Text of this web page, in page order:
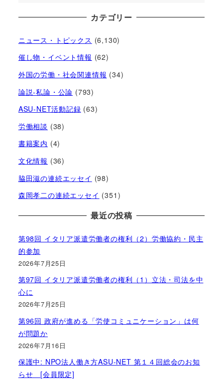
カテゴリー
ニュース・トピックス (6,130)
催し物・イベント情報 (62)
外国の労働・社会関連情報 (34)
論説-私論・公論 (793)
ASU-NET活動記録 (63)
労働相談 (38)
書籍案内 (4)
文化情報 (36)
脇田滋の連続エッセイ (98)
森岡孝二の連続エッセイ (351)
最近の投稿
第98回 イタリア派遣労働者の権利（2）労働協約・民主
的参加
2026年7月25日
第97回 イタリア派遣労働者の権利（1）立法・司法を中
心に
2026年7月25日
第96回 政府が進める「労使コミュニケーション」は何
が問題か
2026年7月16日
保護中: NPO法人働き方ASU-NET 第１４回総会のお知
らせ [会員限定]